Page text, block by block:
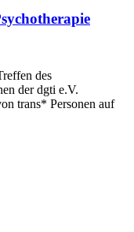
des
der dgti e.V.
trans* Personen auf